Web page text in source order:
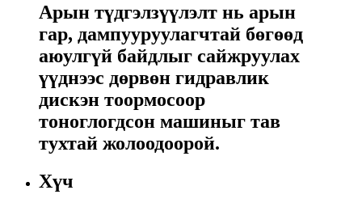
Арын түдгэлзүүлэлт нь арын
гар, дампууруулагчтай бөгөөд
аюулгүй байдлыг сайжруулах
үүднээс дөрвөн гидравлик
дискэн тоормосоор
тоноглогдсон машиныг тав
тухтай жолоодоорой.
Хүч